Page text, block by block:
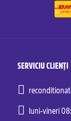
SERVICIU CLIENȚI
luni-vineri